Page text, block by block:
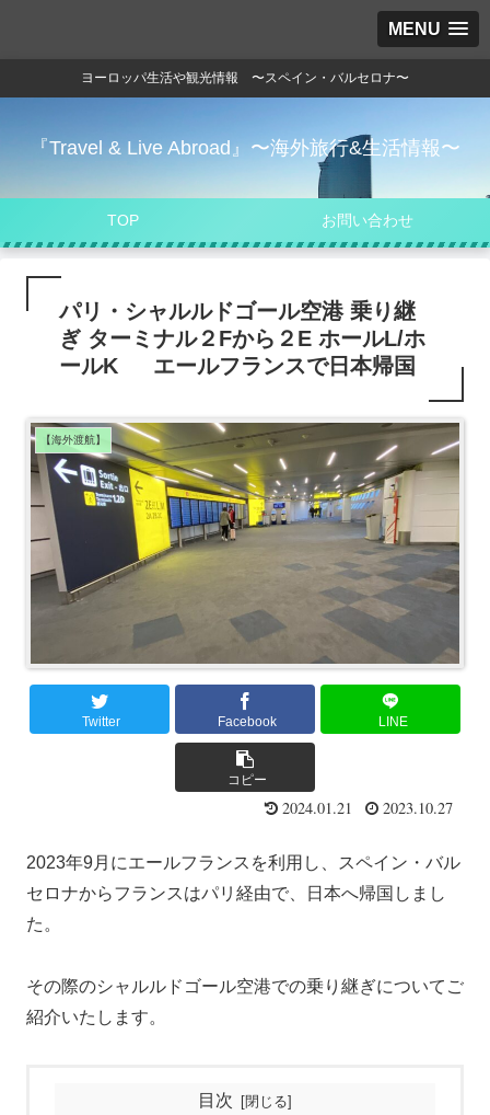
MENU
ヨーロッパ生活や観光情報 〜スペイン・バルセロナ〜
『Travel & Live Abroad』〜海外旅行&生活情報〜
TOP お問い合わせ
パリ・シャルルドゴール空港 乗り継
ぎ ターミナル２Fから２E ホールL/ホ
ールK エールフランスで日本帰国
【海外渡航】
Twitter Facebook LINE
コピー
2024.01.21 2023.10.27
2023年9月にエールフランスを利用し、スペイン・バル
セロナからフランスはパリ経由で、日本へ帰国しまし
た。
その際のシャルルドゴール空港での乗り継ぎについてご
紹介いたします。
目次